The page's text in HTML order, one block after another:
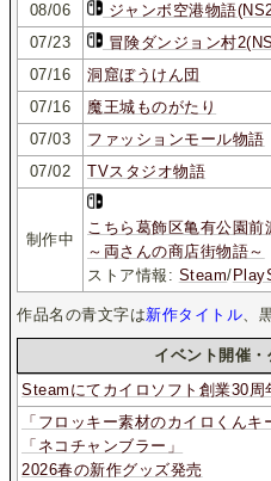
08/06
ジャンボ空港物語
07/23
冒険ダンジョン村
07/16
洞窟ぼうけん団
07/16
魔王城ものがたり
07/03
ファッションモール物語
07/02
TVスタジオ物語
制作中
こちら葛飾区亀有公園前
～両さんの商店街物語～
ストア情報: Steam/
作品名の青文字は新作タイトル、
イベント開催
Steamにてカイロソフト創業30周
「フロッキー素材のカイロくんキ
「ネコチャンブラー」
2026春の新作グッズ発売